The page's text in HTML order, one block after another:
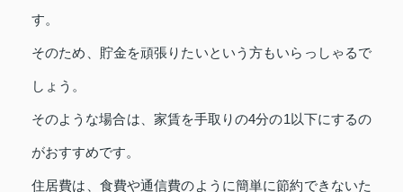
す。
そのため、貯金を頑張りたいという方もいらっしゃるで
しょう。
そのような場合は、家賃を手取りの4分の1以下にするの
がおすすめです。
住居費は、食費や通信費のように簡単に節約できないた